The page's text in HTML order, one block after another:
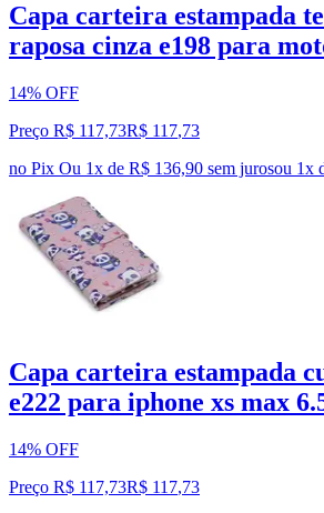
Capa carteira estampada
raposa cinza e198 para
14% OFF
Preço R$ 117,73R$ 117,73
no Pix Ou 1x de R$ 136,90 sem jurosou 1x
Capa carteira estampada
e222 para iphone xs max
14% OFF
Preço R$ 117,73R$ 117,73